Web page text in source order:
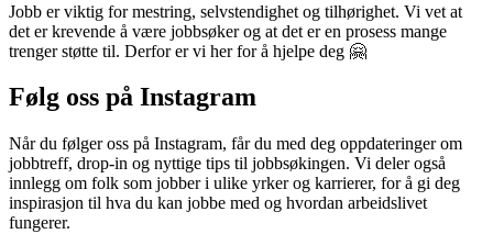
Jobb er viktig for mestring, selvstendighet og tilhørighet. Vi vet at
det er krevende å være jobbsøker og at det er en prosess mange
trenger støtte til. Derfor er vi her for å hjelpe deg 🤗
Følg oss på Instagram
Når du følger oss på Instagram, får du med deg oppdateringer om
jobbtreff, drop-in og nyttige tips til jobbsøkingen. Vi deler også
innlegg om folk som jobber i ulike yrker og karrierer, for å gi deg
inspirasjon til hva du kan jobbe med og hvordan arbeidslivet
fungerer.